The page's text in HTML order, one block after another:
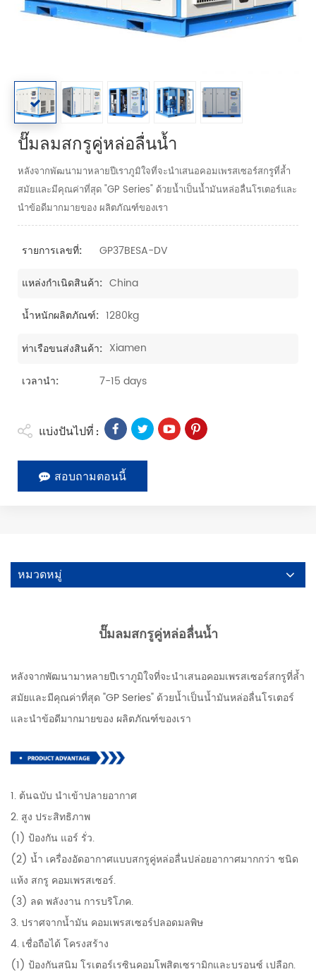
ปั๊มลมสกรูคู่หล่อลื่นน้ำ
หลังจากพัฒนามาหลายปีเราภูมิใจที่จะนำเสนอคอมเพรสเซอร์สกรูที่ล้ำ
สมัยและมีคุณค่าที่สุด "GP Series" ด้วยน้ำเป็นน้ำมันหล่อลื่นโรเตอร์และ
นำข้อดีมากมายของ ผลิตภัณฑ์ของเรา
รายการเลขที่: GP37BESA-DV
แหล่งกำเนิดสินค้า: China
น้ำหนักผลิตภัณฑ์: 1280kg
ท่าเรือขนส่งสินค้า: Xiamen
เวลานำ: 7-15 days
แบ่งปันไปที่ :
สอบถามตอนนี้
หมวดหมู่
ปั๊มลมสกรูคู่หล่อลื่นน้ำ
หลังจากพัฒนามาหลายปีเราภูมิใจที่จะนำเสนอคอมเพรสเซอร์สกรูที่ล้ำ
สมัยและมีคุณค่าที่สุด "GP Series" ด้วยน้ำเป็นน้ำมันหล่อลื่นโรเตอร์
และนำข้อดีมากมายของ ผลิตภัณฑ์ของเรา
1. ต้นฉบับ นำเข้าปลายอากาศ
2. สูง ประสิทธิภาพ
(1) ป้องกัน แอร์ รั่ว.
(2) น้ำ เครื่องอัดอากาศแบบสกรูคู่หล่อลื่นปล่อยอากาศมากกว่า ชนิด
แห้ง สกรู คอมเพรสเซอร์.
(3) ลด พลังงาน การบริโภค.
3. ปราศจากน้ำมัน คอมเพรสเซอร์ปลอดมลพิษ
4. เชื่อถือได้ โครงสร้าง
(1) ป้องกันสนิม โรเตอร์เรซินคอมโพสิตเซรามิกและบรอนซ์ เปลือก.